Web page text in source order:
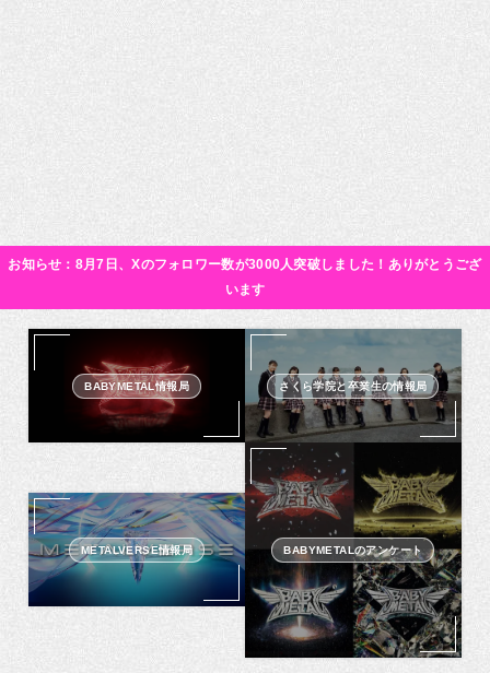
お知らせ：8月7日、Xのフォロワー数が3000人突破しました！ありがとうござ
います
BABYMETAL情報局 さくら学院と卒業生の情報局
METALVERSE情報局 BABYMETALのアンケート